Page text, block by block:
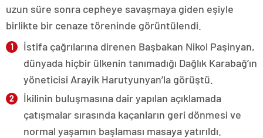
uzun süre sonra cepheye savaşmaya giden eşiyle
birlikte bir cenaze töreninde görüntülendi.
İstifa çağrılarına direnen Başbakan Nikol Paşinyan,
dünyada hiçbir ülkenin tanımadığı Dağlık Karabağ’ın
yöneticisi Arayik Harutyunyan’la görüştü.
İkilinin buluşmasına dair yapılan açıklamada
çatışmalar sırasında kaçanların geri dönmesi ve
normal yaşamın başlaması masaya yatırıldı.